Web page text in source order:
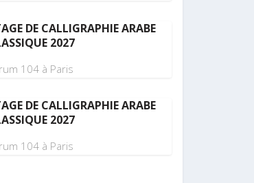
DE CALLIGRAPHIE ARABE
2027
104 à Paris
DE CALLIGRAPHIE ARABE
2027
104 à Paris